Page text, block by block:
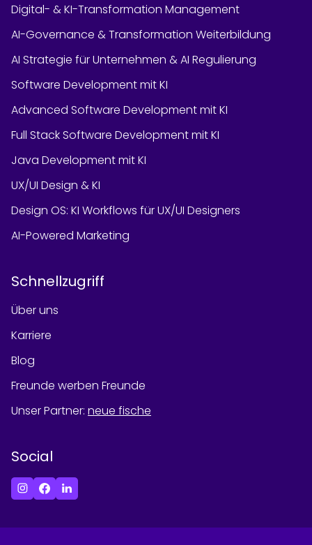
Digital- & KI-Transformation Management
AI-Governance & Transformation Weiterbildung
AI Strategie für Unternehmen & AI Regulierung
Software Development mit KI
Advanced Software Development mit KI
Full Stack Software Development mit KI
Java Development mit KI
UX/UI Design & KI
Design OS: KI Workflows für UX/UI Designers
AI-Powered Marketing
Schnellzugriff
Über uns
Karriere
Blog
Freunde werben Freunde
Unser Partner: neue fische
Social